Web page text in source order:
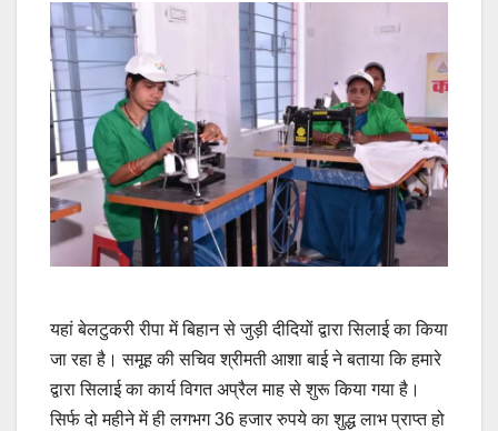
यहां बेलटुकरी रीपा में बिहान से जुड़ी दीदियों द्वारा सिलाई का किया
जा रहा है। समूह की सचिव श्रीमती आशा बाई ने बताया कि हमारे
द्वारा सिलाई का कार्य विगत अप्रैल माह से शुरू किया गया है।
सिर्फ दो महीने में ही लगभग 36 हजार रुपये का शुद्ध लाभ प्राप्त हो